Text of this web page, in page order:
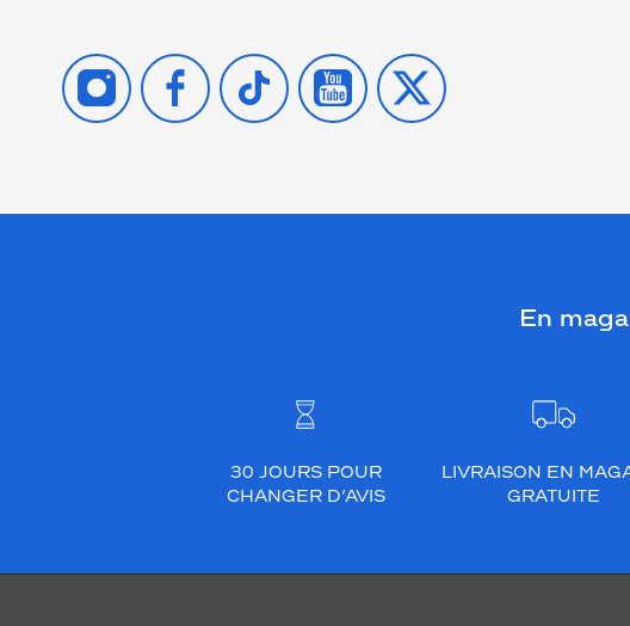
INSTAGRAMFACEBOOK
TIKTOK YOUTUBE
X
En
30 JOURS POUR
CHANGER D’AVIS
LIVRAISON EN
GRATUITE